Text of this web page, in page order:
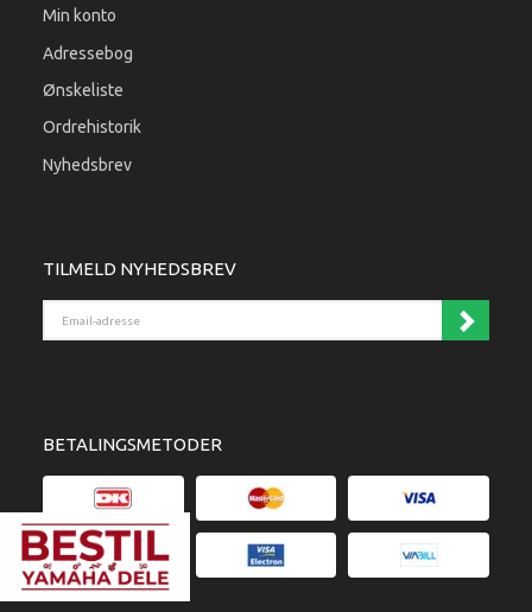
Min konto
Adressebog
Ønskeliste
Ordrehistorik
Nyhedsbrev
TILMELD NYHEDSBREV
BETALINGSMETODER